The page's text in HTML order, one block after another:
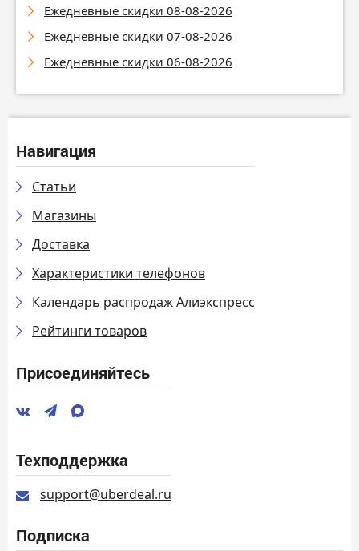
Ежедневные скидки 08-08-2026
Ежедневные скидки 07-08-2026
Ежедневные скидки 06-08-2026
Навигация
Статьи
Магазины
Доставка
Характеристики телефонов
Календарь распродаж Алиэкспресс
Рейтинги товаров
Присоединяйтесь
Техподдержка
support@uberdeal.ru
Подписка